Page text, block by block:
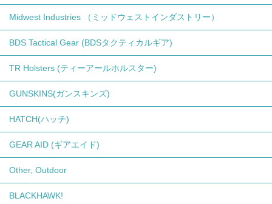
Midwest Industries （ミッドウェストインダストリー）
BDS Tactical Gear (BDSタクティカルギア)
TR Holsters (ティーアールホルスター)
GUNSKINS(ガンスキンズ)
HATCH(ハッチ)
GEAR AID (ギアエイド)
Other, Outdoor
BLACKHAWK!